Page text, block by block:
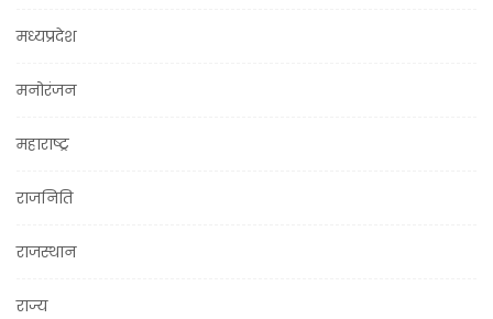
मध्यप्रदेश
मनोरंजन
महाराष्ट्र
राजनिति
राजस्थान
राज्य